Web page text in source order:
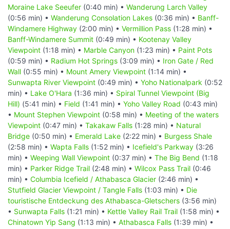
Moraine Lake Seeufer (0:40 min) • Wanderung Larch Valley
(0:56 min) • Wanderung Consolation Lakes (0:36 min) • Banff-
Windamere Highway (2:00 min) • Vermillion Pass (1:28 min) •
Banff-Windamere Summit (0:49 min) • Kootenay Valley
Viewpoint (1:18 min) • Marble Canyon (1:23 min) • Paint Pots
(0:59 min) • Radium Hot Springs (3:09 min) • Iron Gate / Red
Wall (0:55 min) • Mount Amery Viewpoint (1:14 min) •
Sunwapta River Viewpoint (0:49 min) • Yoho Nationalpark (0:52
min) • Lake O'Hara (1:36 min) • Spiral Tunnel Viewpoint (Big
Hill) (5:41 min) • Field (1:41 min) • Yoho Valley Road (0:43 min)
• Mount Stephen Viewpoint (0:58 min) • Meeting of the waters
Viewpoint (0:47 min) • Takakaw Falls (1:28 min) • Natural
Bridge (0:50 min) • Emerald Lake (2:22 min) • Burgess Shale
(2:58 min) • Wapta Falls (1:52 min) • Icefield's Parkway (3:26
min) • Weeping Wall Viewpoint (0:37 min) • The Big Bend (1:18
min) • Parker Ridge Trail (2:48 min) • Wilcox Pass Trail (0:46
min) • Columbia Icefield / Athabasca Glacier (2:46 min) •
Stutfield Glacier Viewpoint / Tangle Falls (1:03 min) • Die
touristische Entdeckung des Athabasca-Gletschers (3:56 min)
• Sunwapta Falls (1:21 min) • Kettle Valley Rail Trail (1:58 min) •
Chinatown Yip Sang (1:13 min) • Athabasca Falls (1:39 min) •